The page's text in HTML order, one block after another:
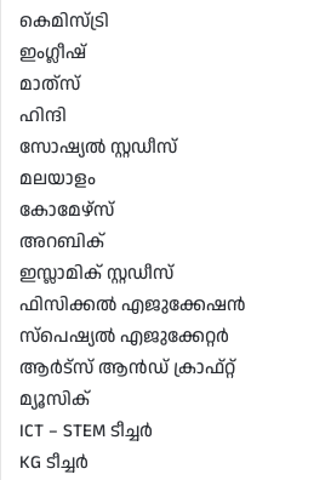
കെമിസ്ട്രി
ഇംഗ്ലീഷ്
മാത്‍സ്
ഹിന്ദി
സോഷ്യൽ സ്റ്റഡീസ്
മലയാളം
കോമേഴ്‌സ്
അറബിക്
ഇസ്ലാമിക് സ്റ്റഡീസ്
ഫിസിക്കൽ എജുക്കേഷൻ
സ്‌പെഷ്യൽ എജുക്കേറ്റർ
ആർട്സ് ആൻഡ് ക്രാഫ്റ്റ്
മ്യൂസിക്
ICT – STEM ടീച്ചർ
KG ടീച്ചർ